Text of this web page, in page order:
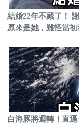
結婚22年不藏了！
原來是她，難怪當
白海豚將迴轉！直